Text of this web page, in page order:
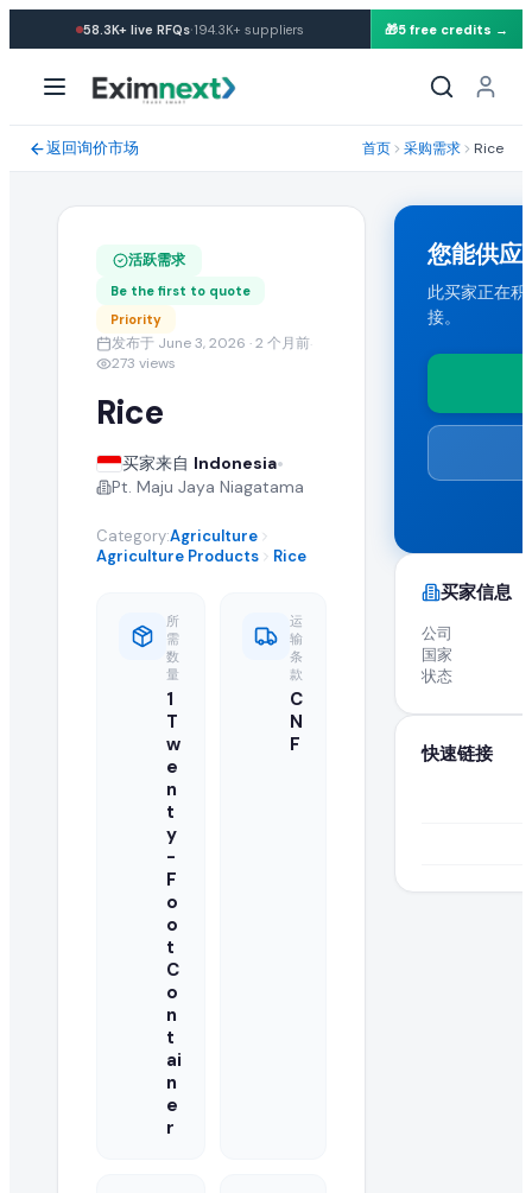
求购: Rice
采购需求规格与贸易条款
运输条款与目的港
买家要求 CNF 运输条款。能够向 Indonesia 发货的任何国家
提交您的报价
类似 Rice 批发采购需求
在 EximNext B2B 市场浏览更多活跃的 rice 采购需求以及来
全球 B2B 采购: 活跃进口商求购 Rice
高品质 rice 在全球市场的需求持续增长。这项活跃的采购需
关于 Rice 采购需求的常见问题
什么是 rice 采购需求?
采购需求是由正在寻找供应商以批量进口或采购批发 rice 的
如何响应此 rice 采购需求?
认证供应商和制造商可以点击本页的"提交报价"按钮,将批发
正在寻找此 rice 的买家是否已认证?
EximNext 对我们 B2B 市场上的买家实施认证流程,确保供应
我的报价中需要包含哪些信息?
您的报价应包括最优批发 FOB 价格、最低起订量(MOQ)、可
我可以直接联系来自 Indonesia 的买家吗?
58.3K+ live RFQs·194.3K+ suppliers 🎁5 free credits →
返回询价市场 首页 采购需求 Rice
活跃需求
Be the first to quote
Priority
发布于 June 3, 2026 · 2 个月前·
273 views
Rice
买家来自 Indonesia•
Pt. Maju Jaya Niagatama
Category:Agriculture
Agriculture Products
Rice
所
需
数
量
1
T
w
e
n
t
y
-
F
o
o
t
C
o
n
t
ai
n
e
r
运
输
条
款
C
N
F
您能供应
此买家正在
接。
买家信息
公司
国家
状态
快速链接